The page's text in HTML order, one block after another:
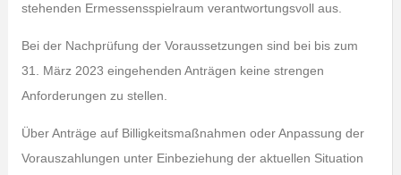
stehenden Ermessensspielraum verantwortungsvoll aus.
Bei der Nachprüfung der Voraussetzungen sind bei bis zum
31. März 2023 eingehenden Anträgen keine strengen
Anforderungen zu stellen.
Über Anträge auf Billigkeitsmaßnahmen oder Anpassung der
Vorauszahlungen unter Einbeziehung der aktuellen Situation